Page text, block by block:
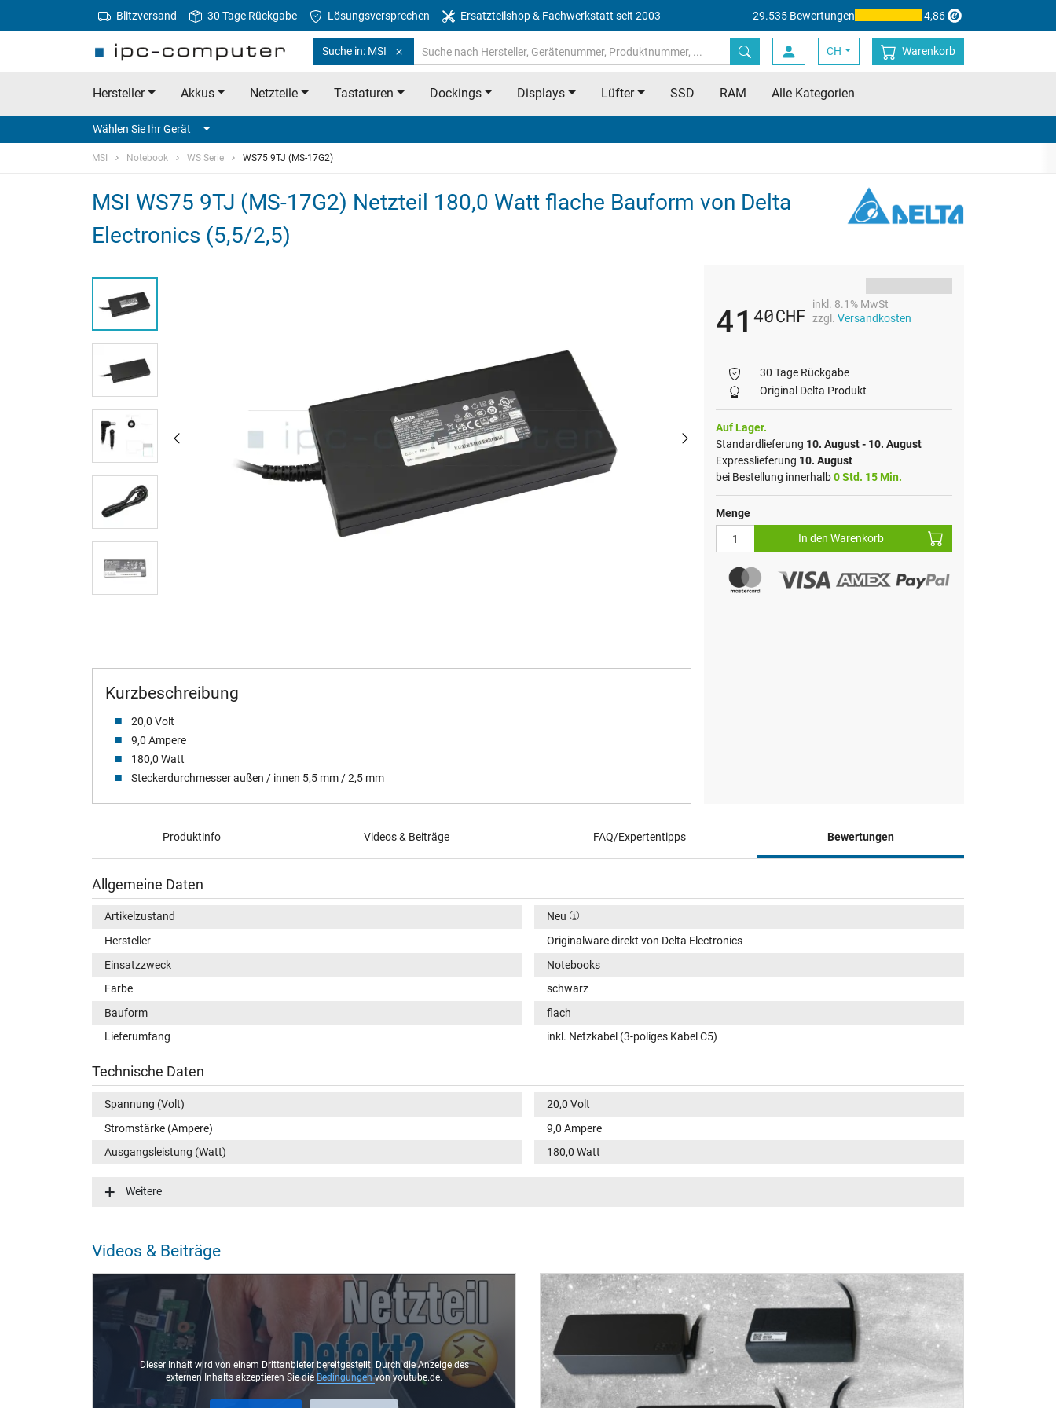
Blitzversand 30 Tage Rückgabe Lösungsversprechen Ersatzteilshop & Fachwerkstatt seit 2003 29.535 Bewertungen 4,86
Suche in: MSI CH Warenkorb
Hersteller Akkus Netzteile Tastaturen Dockings Displays Lüfter SSD RAM Alle Kategorien
Wählen Sie Ihr Gerät
MSI Notebook WS Serie WS75 9TJ (MS-17G2)
MSI WS75 9TJ (MS-17G2) Netzteil 180,0 Watt flache Bauform von Delta
Electronics (5,5/2,5)
Kurzbeschreibung
20,0 Volt
9,0 Ampere
180,0 Watt
Steckerdurchmesser außen / innen 5,5 mm / 2,5 mm
41 40CHF
inkl. 8.1% MwSt
zzgl. Versandkosten
30 Tage Rückgabe
Original Delta Produkt
Auf Lager.
Standardlieferung 10. August - 10. August
Expresslieferung 10. August
bei Bestellung innerhalb0 Std. 15 Min.
Menge
In den Warenkorb
Produktinfo Videos & Beiträge FAQ/Expertentipps Bewertungen
Allgemeine Daten
Artikelzustand
Neu
Hersteller
Originalware direkt von Delta Electronics
Einsatzzweck
Notebooks
Farbe
schwarz
Bauform
flach
Lieferumfang
inkl. Netzkabel (3-poliges Kabel C5)
Technische Daten
Spannung (Volt)
20,0 Volt
Stromstärke (Ampere)
9,0 Ampere
Ausgangsleistung (Watt)
180,0 Watt
Energieeffizienz
Steckerlänge (mm)
11,0 mm
Steckerdurchmesser außen / innen
5,5 mm / 2,5 mm
Stift im Stecker
Nein
Länge Anschlusskabel (m) (ca.)
1.75 m
Weitere
Videos & Beiträge
Dieser Inhalt wird von einem Drittanbieter bereitgestellt. Durch die Anzeige des
externen Inhalts akzeptieren Sie dieBedingungenvon youtube.de.